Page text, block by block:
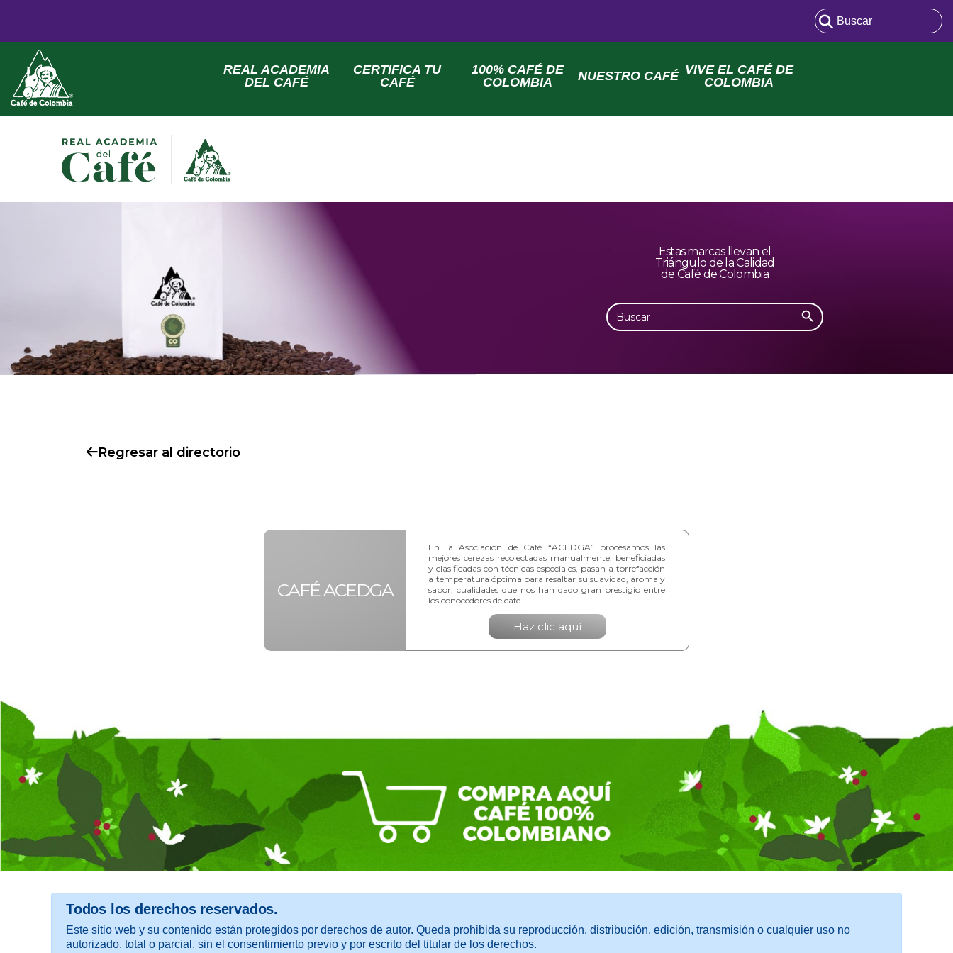
REAL ACADEMIA
DEL CAFÉ
CERTIFICA TU
CAFÉ
100% CAFÉ DE
COLOMBIA
NUESTRO CAFÉ VIVE EL CAFÉ DE
COLOMBIA
Estas marcas llevan el
Triángulo de la Calidad
de Café de Colombia
Buscar: Botón de búsqueda
Regresar al directorio
CAFÉ ACEDGA
En la Asociación de Café “ACEDGA” procesamos las
mejores cerezas recolectadas manualmente, beneficiadas
y clasificadas con técnicas especiales, pasan a torrefacción
a temperatura óptima para resaltar su suavidad, aroma y
sabor, cualidades que nos han dado gran prestigio entre
los conocedores de café.
Haz clic aquí
Todos los derechos reservados.
Este sitio web y su contenido están protegidos por derechos de autor. Queda prohibida su reproducción, distribución, edición, transmisión o cualquier uso no
autorizado, total o parcial, sin el consentimiento previo y por escrito del titular de los derechos.